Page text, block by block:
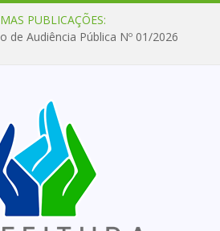
PUBLICAÇÕES:
de Audiência Pública Nº 01/2026